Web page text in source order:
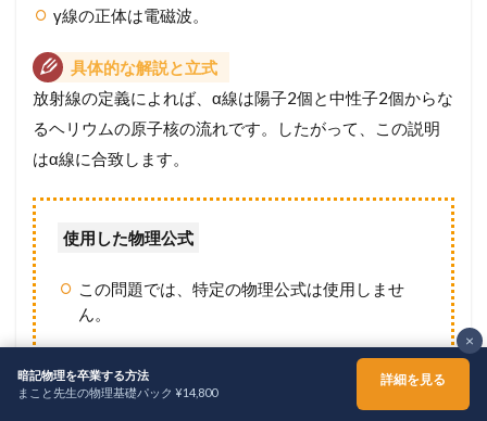
γ線の正体は電磁波。
具体的な解説と立式
放射線の定義によれば、α線は陽子2個と中性子2個からな
るヘリウムの原子核の流れです。したがって、この説明
はα線に合致します。
使用した物理公式
この問題では、特定の物理公式は使用しませ
ん。
計算過程
×
暗記物理を卒業する方法
まこと先生の物理基礎パック ¥14,800
詳細を見る